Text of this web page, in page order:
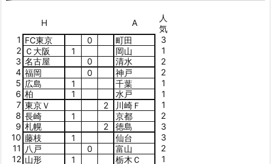
H A
人
気
1 FC東京 0 町田
3
2 Ｃ大阪 1 岡山
1
3 名古屋 0 清水
2
4 福岡 0 神戸
2
5 広島 1 千葉
1
6 柏 1 水戸
1
7 東京Ｖ 2 川崎Ｆ
1
8 長崎 1 京都
2
9 札幌 2 徳島
3
10 藤枝 1 仙台
3
11 八戸 0 富山
2
12 山形 1 栃木Ｃ 1